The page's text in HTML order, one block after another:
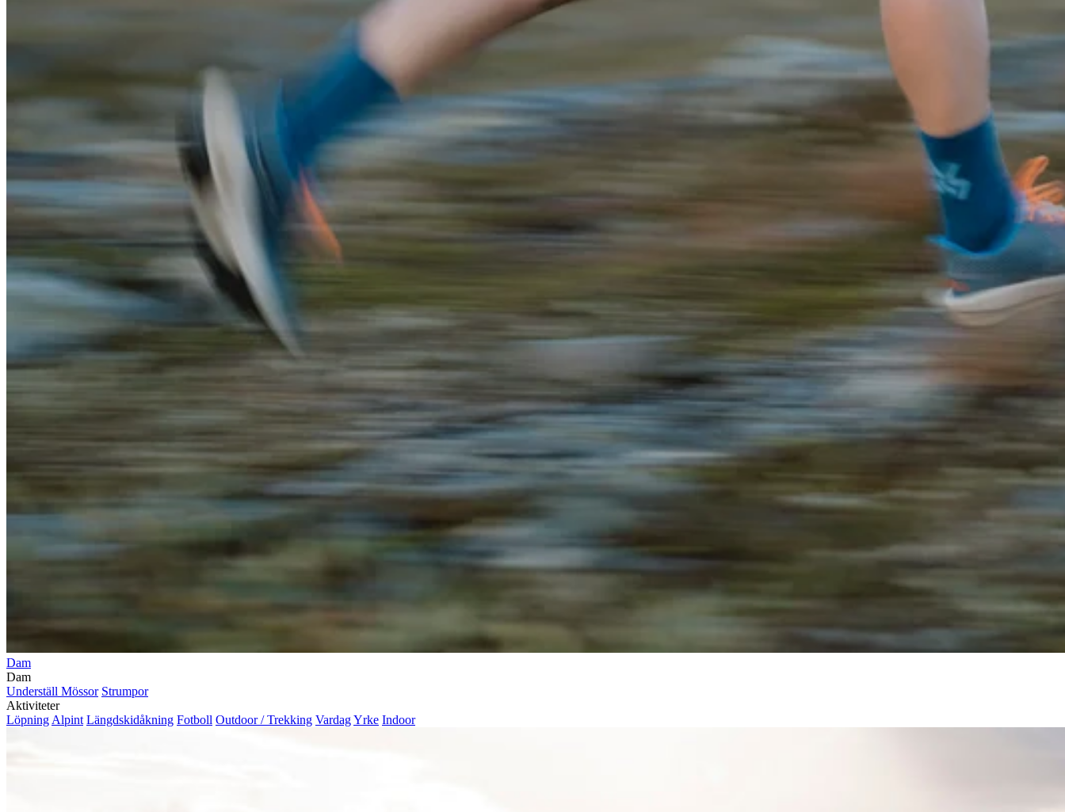
Dam
Dam
Underställ Mössor Strumpor
Aktiviteter
Löpning Alpint Längdskidåkning Fotboll Outdoor / Trekking VardagYrke Indoor